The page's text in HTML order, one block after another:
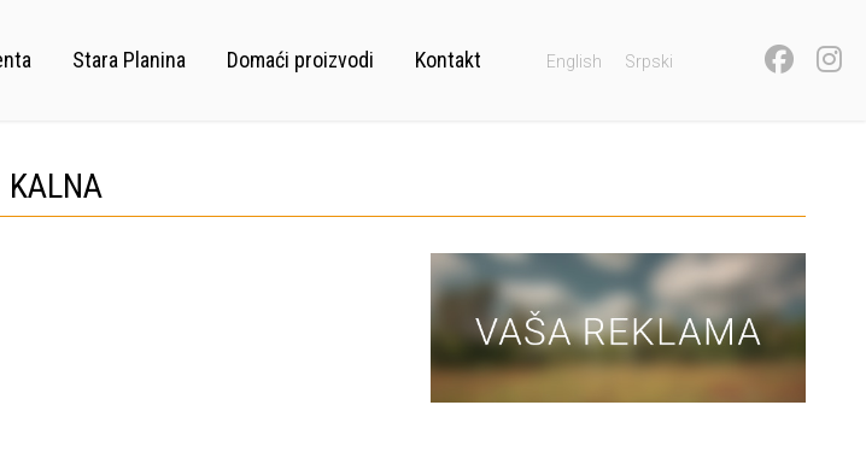
Stara Planina Domaći proizvodi Kontakt English Srpski
KALNA